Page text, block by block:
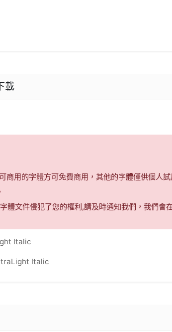
載
商用的字體方可免費商用，其他的字體僅供個人
體文件侵犯了您的權利,請及時通知我們，我們會
Italic
Italic